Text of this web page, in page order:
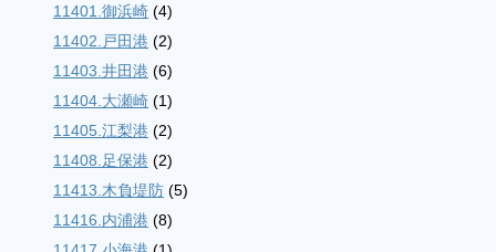
11401.御浜崎 (4)
11402.戸田港 (2)
11403.井田港 (6)
11404.大瀬崎 (1)
11405.江梨港 (2)
11408.足保港 (2)
11413.木負堤防 (5)
11416.内浦港 (8)